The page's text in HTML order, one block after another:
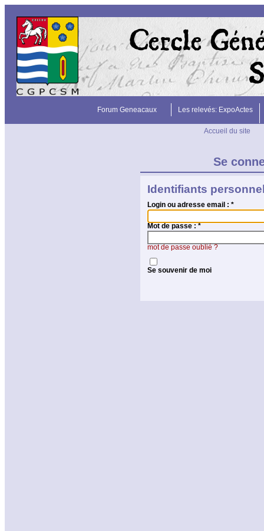
Forum Geneacaux Les relevés: ExpoActes
Accueil du site
Se
Identifiants
Login ou adresse email : *
Mot de passe :*
mot de passe oublié ?
Se souvenir de moi